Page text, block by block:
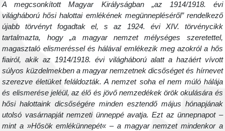
A megcsonkított Magyar Királyságban „az 1914/1918. évi
világháború hősi halottai emlékének megünnepléséről” rendelkező
újabb törvényt fogadtak el, s az 1924. évi XIV. törvénycikk
tartalmazta, hogy „a magyar nemzet mélységes szeretettel,
magasztaló elismeréssel és hálával emlékezik meg azokról a hős
fiairól, akik az 1914/1918. évi világháború alatt a hazáért vívott
súlyos küzdelmekben a magyar nemzetnek dicsőséget és hírnevet
szerezve életüket feláldozták. A nemzet soha el nem múló hálája
és elismerése jeléül, az élő és jövő nemzedékek örök okulására és
hősi halottaink dicsőségére minden esztendő május hónapjának
utolsó vasárnapját nemzeti ünneppé avatja. Ezt az ünnepnapot –
mint a »Hősök emlékünnepét« – a magyar nemzet mindenkor a